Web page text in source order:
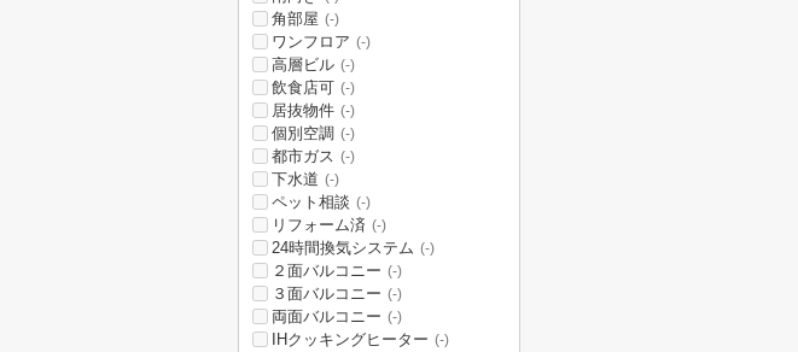
角部屋 (-)
ワンフロア (-)
高層ビル (-)
飲食店可 (-)
居抜物件 (-)
個別空調 (-)
都市ガス (-)
下水道 (-)
ペット相談 (-)
リフォーム済 (-)
24時間換気システム (-)
２面バルコニー (-)
３面バルコニー (-)
両面バルコニー (-)
IHクッキングヒーター (-)